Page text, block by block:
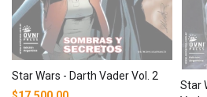
Star Wars - Darth Vader Vol. 2
Star